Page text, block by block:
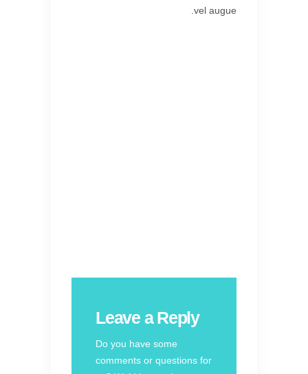
vel augue.
Leave a Reply
Do you have some
comments or questions for